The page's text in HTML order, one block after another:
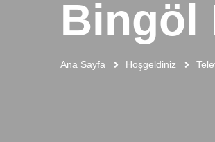
Bingöl
Ana Sayfa Hoşgeldiniz